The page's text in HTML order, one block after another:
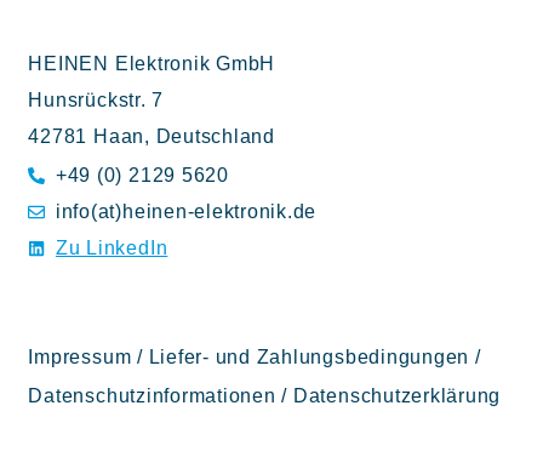
HEINEN Elektronik GmbH
Hunsrückstr. 7
42781 Haan, Deutschland
+49 (0) 2129 5620
info(at)heinen-elektronik.de
Zu LinkedIn
Impressum/ Liefer- und Zahlungsbedingungen /
Datenschutzinformationen/ Datenschutzerklärung